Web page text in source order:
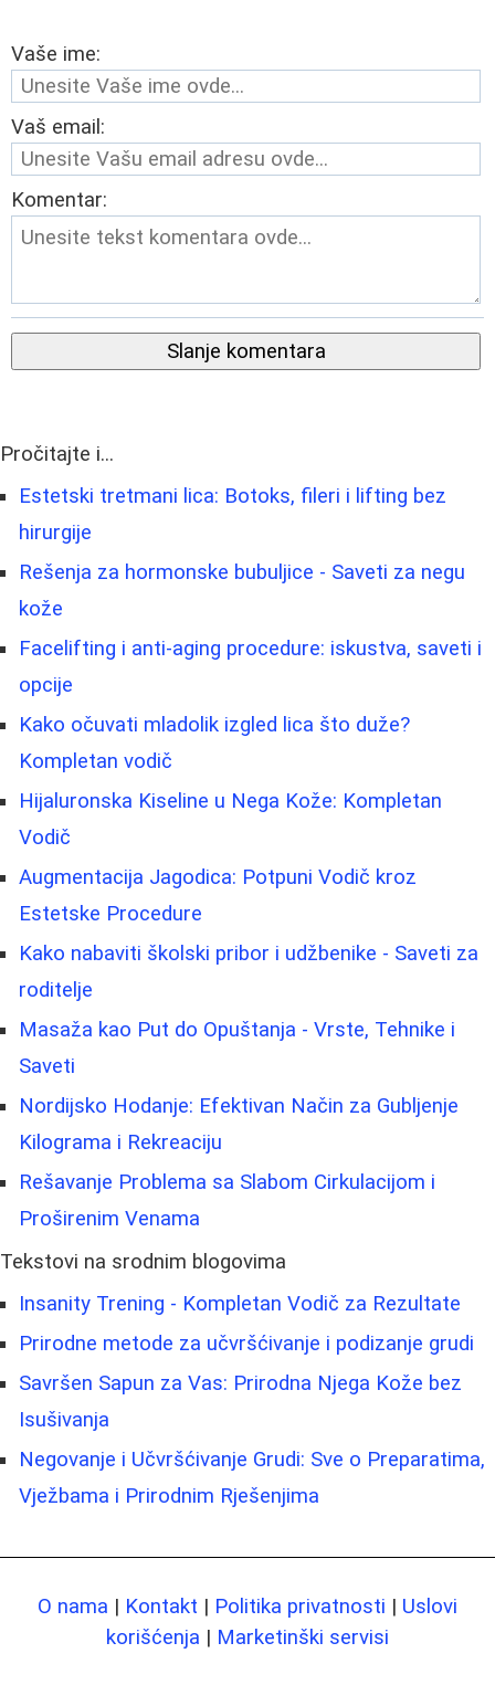
Vaše ime:
Vaš email:
Komentar:
Slanje komentara
Pročitajte i...
Estetski tretmani lica: Botoks, fileri i lifting bez
hirurgije
Rešenja za hormonske bubuljice - Saveti za negu
kože
Facelifting i anti-aging procedure: iskustva, saveti i
opcije
Kako očuvati mladolik izgled lica što duže?
Kompletan vodič
Hijaluronska Kiseline u Nega Kože: Kompletan
Vodič
Augmentacija Jagodica: Potpuni Vodič kroz
Estetske Procedure
Kako nabaviti školski pribor i udžbenike - Saveti za
roditelje
Masaža kao Put do Opuštanja - Vrste, Tehnike i
Saveti
Nordijsko Hodanje: Efektivan Način za Gubljenje
Kilograma i Rekreaciju
Rešavanje Problema sa Slabom Cirkulacijom i
Proširenim Venama
Tekstovi na srodnim blogovima
Insanity Trening - Kompletan Vodič za Rezultate
Prirodne metode za učvršćivanje i podizanje grudi
Savršen Sapun za Vas: Prirodna Njega Kože bez
Isušivanja
Negovanje i Učvršćivanje Grudi: Sve o Preparatima,
Vježbama i Prirodnim Rješenjima
O nama | Kontakt | Politika privatnosti | Uslovi
korišćenja | Marketinški servisi